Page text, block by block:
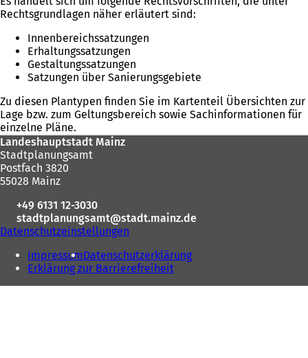
Rechtsgrundlagen näher erläutert sind:
Innenbereichssatzungen
Erhaltungssatzungen
Gestaltungssatzungen
Satzungen über Sanierungsgebiete
Zu diesen Plantypen finden Sie im Kartenteil Übersichten zur
Lage bzw. zum Geltungsbereich sowie Sachinformationen für
einzelne Pläne.
Fußbereich
Landeshauptstadt Mainz
Stadtplanungsamt
Postfach 3820
55028 Mainz
+49 6131 12-3030
stadtplanungsamt
stadt.mainz de
Datenschutzeinstellungen
ImpressumDatenschutzerklärung
Erklärung zur Barrierefreiheit